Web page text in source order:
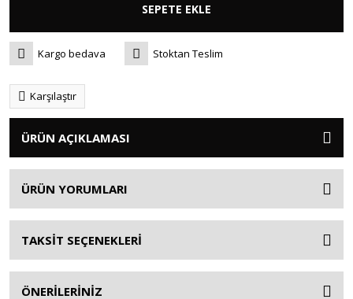
SEPETE EKLE
Kargo bedava Stoktan Teslim
Karşılaştır
ÜRÜN AÇIKLAMASI
ÜRÜN YORUMLARI
TAKSİT SEÇENEKLERİ
ÖNERİLERİNİZ